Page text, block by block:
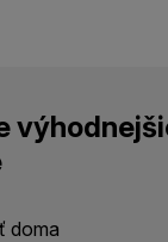
doma